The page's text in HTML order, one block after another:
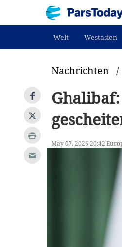
Welt Westasien
Nachrichten /
May 07, 2026 20:42